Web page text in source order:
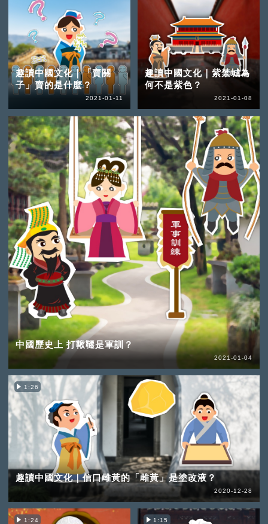
趣讀中國文化｜「賣關
子」賣的是什麼？
2021-01-11
趣讀中國文化｜紫禁城為
何不是紫色？
2021-01-08
中國歷史上 打鞦韆是軍訓？
2021-01-04
1:26
趣讀中國文化｜信口雌黃的「雌黃」是塗改液？
2020-12-28
1:24 1:15